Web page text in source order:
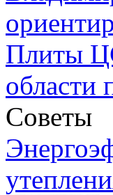
Плиты
области
Советы